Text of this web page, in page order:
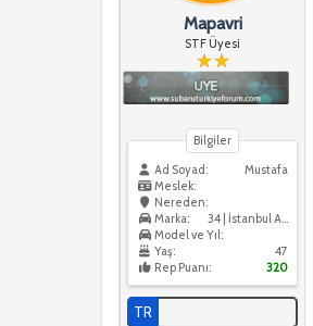
Mapavri
STF Üyesi
Bilgiler
Ad Soyad:
Mustafa
Meslek:
Nereden:
34 | İstanbul Anadolu
Marka:
Model ve Yıl:
Yaş:
47
Rep Puanı:
320
TR